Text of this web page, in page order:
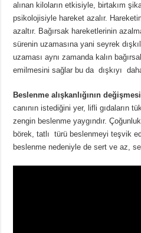
alınan kiloların etkisiyle, birtakım
psikolojisiyle hareket azalır.
azaltır. Bağırsak hareketlerinin
sürenin uzamasına yani seyrek
uzaması aynı zamanda kalın
emilmesini sağlar bu da dışkıyı
Beslenme alışkanlığının
canının istediğini yer, lifli gıdaların
zengin beslenme yaygındır.
börek, tatlı türü beslenmeyi teşvik
beslenme nedeniyle de sert ve az,